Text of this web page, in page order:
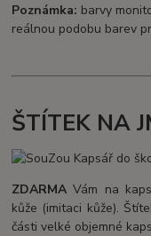
Poznámka: barvy
reálnou podobu barev
ŠTÍTEK NA
ZDARMAVám na
kůže (imitaci kůže).
části velké objemné